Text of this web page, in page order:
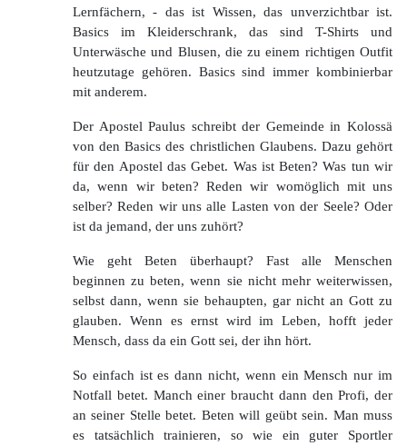
Lernfächern, - das ist Wissen, das unverzichtbar ist.
Basics im Kleiderschrank, das sind T-Shirts und
Unterwäsche und Blusen, die zu einem richtigen Outfit
heutzutage gehören. Basics sind immer kombinierbar
mit anderem.
Der Apostel Paulus schreibt der Gemeinde in Kolossä
von den Basics des christlichen Glaubens. Dazu gehört
für den Apostel das Gebet. Was ist Beten? Was tun wir
da, wenn wir beten? Reden wir womöglich mit uns
selber? Reden wir uns alle Lasten von der Seele? Oder
ist da jemand, der uns zuhört?
Wie geht Beten überhaupt? Fast alle Menschen
beginnen zu beten, wenn sie nicht mehr weiterwissen,
selbst dann, wenn sie behaupten, gar nicht an Gott zu
glauben. Wenn es ernst wird im Leben, hofft jeder
Mensch, dass da ein Gott sei, der ihn hört.
So einfach ist es dann nicht, wenn ein Mensch nur im
Notfall betet. Manch einer braucht dann den Profi, der
an seiner Stelle betet. Beten will geübt sein. Man muss
es tatsächlich trainieren, so wie ein guter Sportler